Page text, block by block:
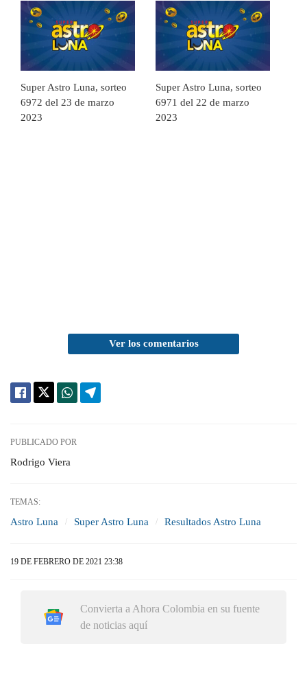
Super Astro Luna, sorteo
6972 del 23 de marzo
2023
Super Astro Luna, sorteo
6971 del 22 de marzo
2023
Ver los comentarios
PUBLICADO POR
Rodrigo Viera
TEMAS:
Astro Luna Super Astro Luna Resultados Astro Luna
19 DE FEBRERO DE 2021 23:38
Convierta a Ahora Colombia en su fuente
de noticias aquí